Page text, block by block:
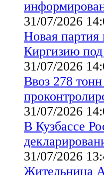
31/07/2026
Новая партия
Киргизию под
31/07/2026
Ввоз 278
31/07/2026
В Кузбассе
31/07/2026
Жительница